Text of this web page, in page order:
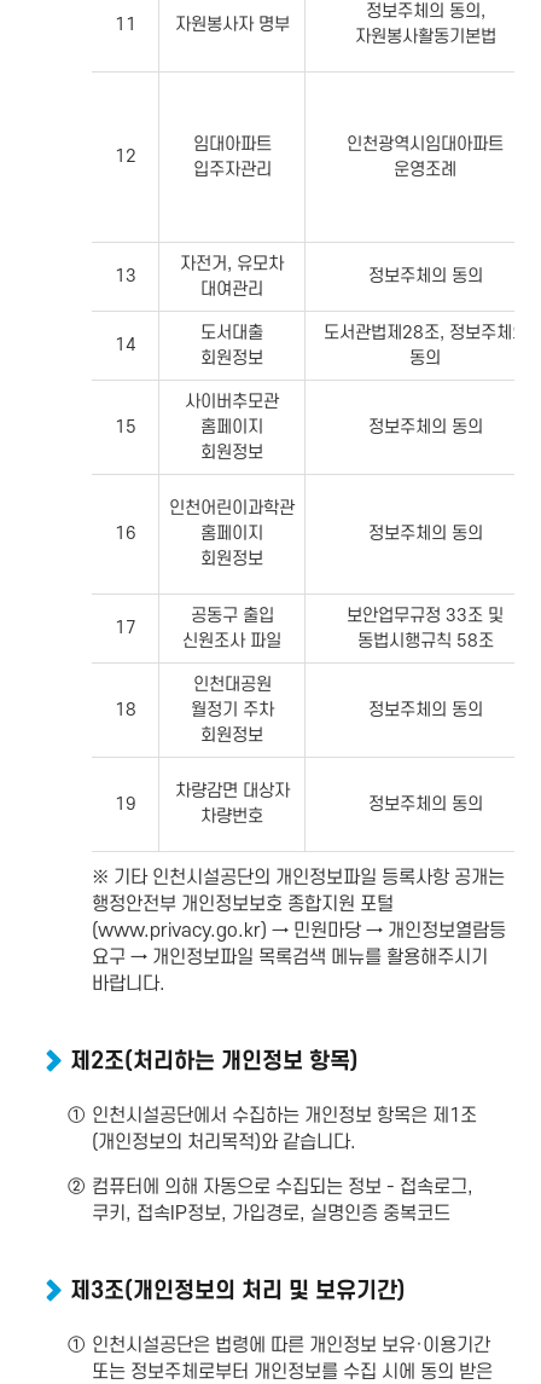
11 자원봉사자 명부
정보주체의 동의,
자원봉사활동기본법
12
임대아파트
입주자관리
인천광역시임대아파트
운영조례
13
자전거, 유모차
대여관리
정보주체의 동의
14
도서대출
회원정보
도서관법제28조, 정보주체의
동의
15
사이버추모관
홈페이지
회원정보
정보주체의 동의
16
인천어린이과학관
홈페이지
회원정보
정보주체의 동의
17
공동구 출입
신원조사 파일
보안업무규정 33조 및
동법시행규칙 58조
18
인천대공원
월정기 주차
회원정보
정보주체의 동의
19
차량감면 대상자
차량번호
정보주체의 동의
기타 인천시설공단의 개인정보파일 등록사항 공개는
행정안전부 개인정보보호 종합지원 포털
(www.privacy.go.kr) → 민원마당 → 개인정보열람등
요구 → 개인정보파일 목록검색 메뉴를 활용해주시기
바랍니다.
제2조(처리하는 개인정보 항목)
① 인천시설공단에서 수집하는 개인정보 항목은 제1조
(개인정보의 처리목적)와 같습니다.
② 컴퓨터에 의해 자동으로 수집되는 정보 - 접속로그,
쿠키, 접속IP정보, 가입경로, 실명인증 중복코드
제3조(개인정보의 처리 및 보유기간)
① 인천시설공단은 법령에 따른 개인정보 보유·이용기간
또는 정보주체로부터 개인정보를 수집 시에 동의 받은